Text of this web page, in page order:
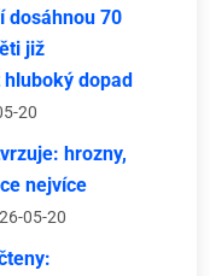
dosáhnou 70
již
dopad
20
hrozny,
nejvíce
05-20